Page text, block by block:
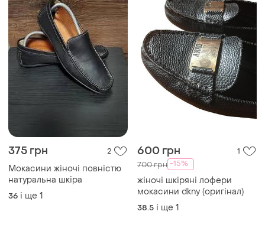
375 грн 2
Мокасини жіночі повністю
натуральна шкіра
36 і ще 1
600 грн 1
700 грн -15%
​жіночі шкіряні лофери
мокасини dkny (оригінал)
38.5 і ще 1